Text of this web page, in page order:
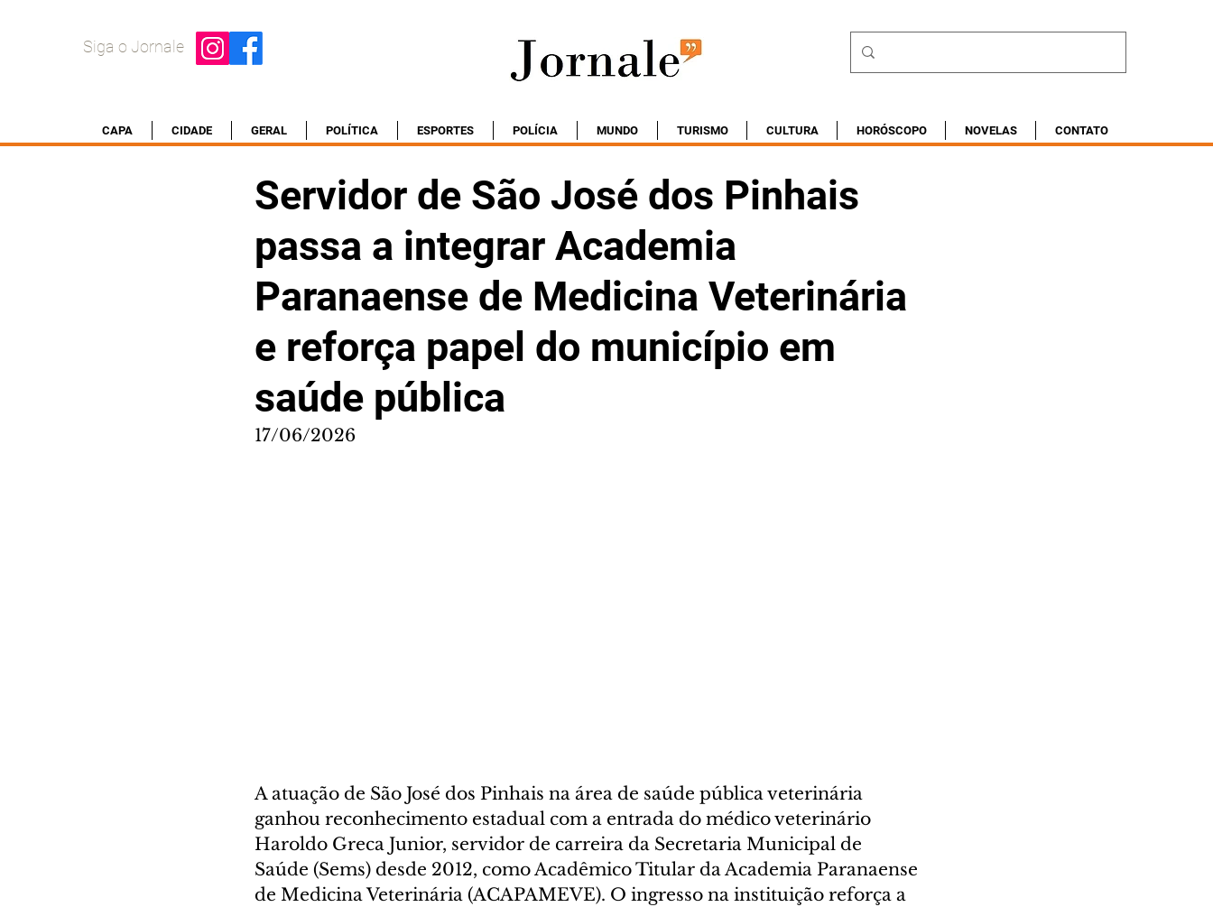
Siga o Jornale
CAPA CIDADE GERAL POLÍTICA ESPORTES POLÍCIA MUNDO TURISMO CULTURA HORÓSCOPO NOVELAS CONTATO
Servidor de São José dos Pinhais
passa a integrar Academia
Paranaense de Medicina Veterinária
e reforça papel do município em
saúde pública
17/06/2026
A atuação de São José dos Pinhais na área de saúde pública veterinária
ganhou reconhecimento estadual com a entrada do médico veterinário
Haroldo Greca Junior, servidor de carreira da Secretaria Municipal de
Saúde (Sems) desde 2012, como Acadêmico Titular da Academia Paranaense
de Medicina Veterinária (ACAPAMEVE). O ingresso na instituição reforça a